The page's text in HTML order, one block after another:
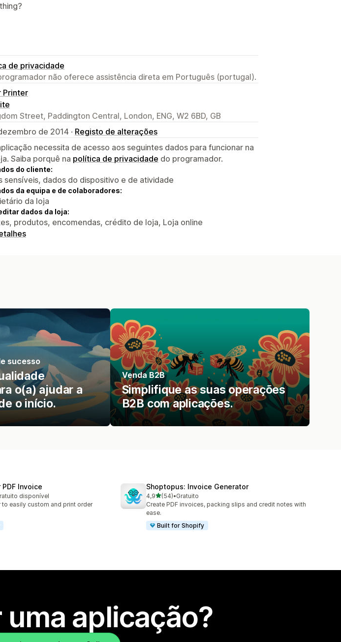
de privacidade
não oferece assistência direta em Português (portugal).
Printer
Street, Paddington Central, London, ENG, W2 6BD, GB
de 2014 · Registo de alterações
necessita de acesso aos seguintes dados para funcionar na
Saiba porquê na política de privacidade do programador.
do cliente:
sensíveis, dados do dispositivo e de atividade
da equipa e de colaboradores:
da loja
dados da loja:
produtos, encomendas, crédito de loja, Loja online
sucesso
o(a) ajudar a
o início.
Venda B2B
Simplifique as suas operações
B2B com aplicações.
Invoice
disponível
easily custom and print order
Shoptopus: Invoice Generator
4,9de 5 estrelas
(54)
54 total de avaliações
•Gratuito
Create PDF invoices, packing slips and credit notes with
ease.
Built for Shopify
aplicação?